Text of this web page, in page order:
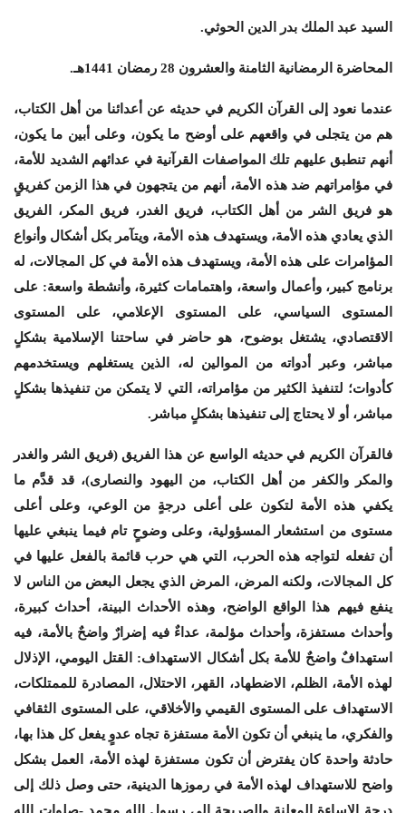
السيد عبد الملك بدر الدين الحوثي.
المحاضرة الرمضانية الثامنة والعشرون 28 رمضان 1441هـ.
عندما نعود إلى القرآن الكريم في حديثه عن أعدائنا من أهل الكتاب،
هم من يتجلى في واقعهم على أوضح ما يكون، وعلى أبين ما يكون،
أنهم تنطبق عليهم تلك المواصفات القرآنية في عدائهم الشديد للأمة،
في مؤامراتهم ضد هذه الأمة، أنهم من يتجهون في هذا الزمن كفريقٍ
هو فريق الشر من أهل الكتاب، فريق الغدر، فريق المكر، الفريق
الذي يعادي هذه الأمة، ويستهدف هذه الأمة، ويتآمر بكل أشكال وأنواع
المؤامرات على هذه الأمة، ويستهدف هذه الأمة في كل المجالات، له
برنامج كبير، وأعمال واسعة، واهتمامات كثيرة، وأنشطة واسعة: على
المستوى السياسي، على المستوى الإعلامي، على المستوى
الاقتصادي، يشتغل بوضوح، هو حاضر في ساحتنا الإسلامية بشكلٍ
مباشر، وعبر أدواته من الموالين له، الذين يستغلهم ويستخدمهم
كأدوات؛ لتنفيذ الكثير من مؤامراته، التي لا يتمكن من تنفيذها بشكلٍ
مباشر، أو لا يحتاج إلى تنفيذها بشكلٍ مباشر.
فالقرآن الكريم في حديثه الواسع عن هذا الفريق (فريق الشر والغدر
والمكر والكفر من أهل الكتاب، من اليهود والنصارى)، قد قدَّم ما
يكفي هذه الأمة لتكون على أعلى درجةٍ من الوعي، وعلى أعلى
مستوى من استشعار المسؤولية، وعلى وضوحٍ تام فيما ينبغي عليها
أن تفعله لتواجه هذه الحرب، التي هي حرب قائمة بالفعل عليها في
كل المجالات، ولكنه المرض، المرض الذي يجعل البعض من الناس لا
ينفع فيهم هذا الواقع الواضح، وهذه الأحداث البينة، أحداث كبيرة،
وأحداث مستفزة، وأحداث مؤلمة، عداءٌ فيه إضرارٌ واضحٌ بالأمة، فيه
استهدافٌ واضحٌ للأمة بكل أشكال الاستهداف: القتل اليومي، الإذلال
لهذه الأمة، الظلم، الاضطهاد، القهر، الاحتلال، المصادرة للممتلكات،
الاستهداف على المستوى القيمي والأخلاقي، على المستوى الثقافي
والفكري، ما ينبغي أن تكون الأمة مستفزة تجاه عدوٍ يفعل كل هذا بها،
حادثة واحدة كان يفترض أن تكون مستفزة لهذه الأمة، العمل بشكل
واضح للاستهداف لهذه الأمة في رموزها الدينية، حتى وصل ذلك إلى